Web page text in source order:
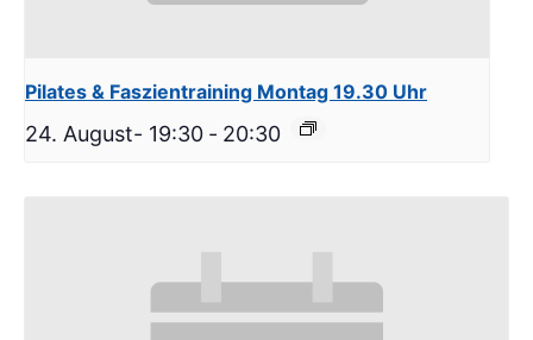
Pilates & Faszientraining Montag 19.30 Uhr
24. August- 19:30 - 20:30